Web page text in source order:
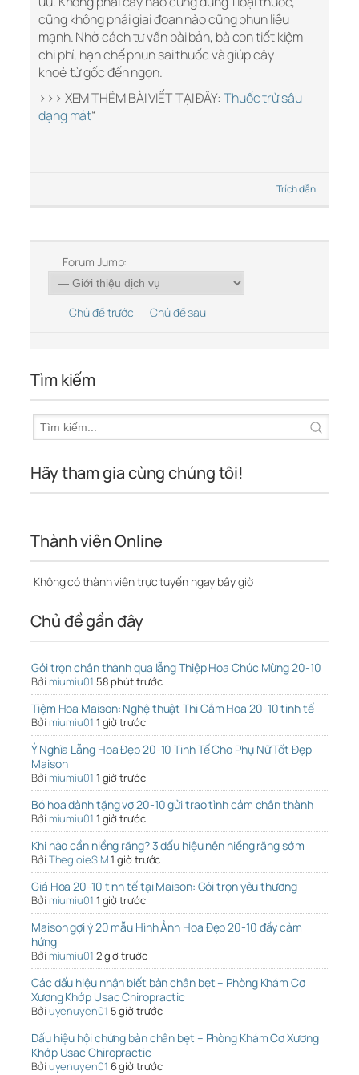
cũng không phải giai đoạn nào cũng phun liều
mạnh. Nhờ cách tư vấn bài bản, bà con tiết kiệm
chi phí, hạn chế phun sai thuốc và giúp cây
khoẻ từ gốc đến ngọn.
>>> XEM THÊM BÀI VIẾT TẠI ĐÂY: Thuốc trừ sâu
dạng mát“
Trích dẫn
Forum Jump:
Chủ đề trước Chủ đề sau
Tìm kiếm
Hãy tham gia cùng chúng tôi!
Thành viên Online
Không có thành viên trực tuyến ngay bây giờ
Chủ đề gần đây
Gói trọn chân thành qua lẵng Thiệp Hoa Chúc Mừng 20-10
Bởi miumiu01 58 phút trước
Tiệm Hoa Maison: Nghệ thuật Thi Cắm Hoa 20-10 tinh tế
Bởi miumiu01 1 giờ trước
Ý Nghĩa Lẵng Hoa Đẹp 20-10 Tinh Tế Cho Phụ Nữ Tốt Đẹp
Maison
Bởi miumiu01 1 giờ trước
Bó hoa dành tặng vợ 20-10 gửi trao tình cảm chân thành
Bởi miumiu01 1 giờ trước
Khi nào cần niềng răng? 3 dấu hiệu nên niềng răng sớm
Bởi ThegioieSIM1 giờ trước
Giá Hoa 20-10 tinh tế tại Maison: Gói trọn yêu thương
Bởi miumiu01 1 giờ trước
Maison gợi ý 20 mẫu Hình Ảnh Hoa Đẹp 20-10 đầy cảm
hứng
Bởi miumiu01 2 giờ trước
Các dấu hiệu nhận biết bàn chân bẹt – Phòng Khám Cơ
Xương Khớp Usac Chiropractic
Bởi uyenuyen01 5 giờ trước
Dấu hiệu hội chứng bàn chân bẹt – Phòng Khám Cơ Xương
Khớp Usac Chiropractic
Bởi uyenuyen01 6 giờ trước